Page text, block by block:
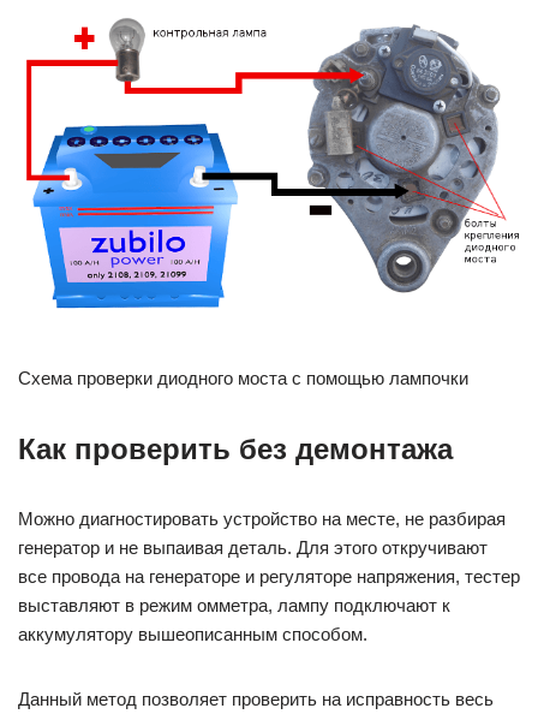
Схема проверки диодного моста с помощью лампочки
Как проверить без демонтажа
Можно диагностировать устройство на месте, не разбирая
генератор и не выпаивая деталь. Для этого откручивают
все провода на генераторе и регуляторе напряжения, тестер
выставляют в режим омметра, лампу подключают к
аккумулятору вышеописанным способом.
Данный метод позволяет проверить на исправность весь